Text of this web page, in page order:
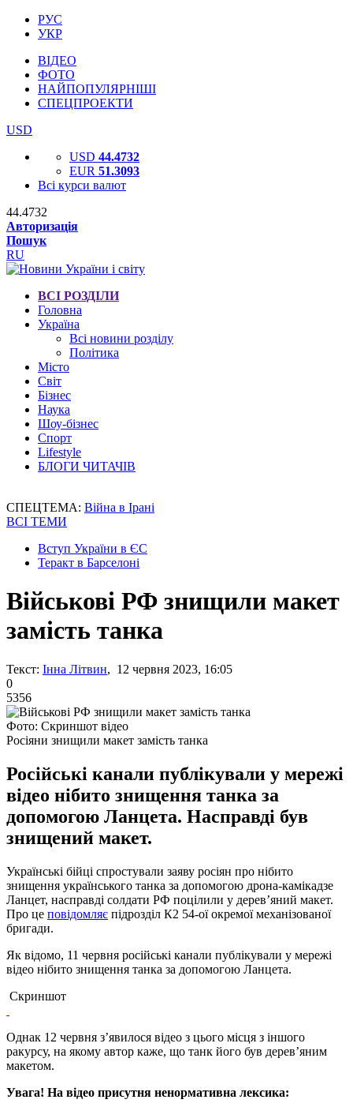
РУС
УКР
ВІДЕО
ФОТО
НАЙПОПУЛЯРНІШІ
СПЕЦПРОЕКТИ
USD
USD 44.4732
EUR 51.3093
Всі курси валют
44.4732
Авторизація
Пошук
RU
ВСІ РОЗДІЛИ
Головна
Україна
Всі новини розділу
Політика
Місто
Світ
Бізнес
Наука
Шоу-бізнес
Спорт
Lifestyle
БЛОГИ ЧИТАЧІВ
СПЕЦТЕМА: Війна в Ірані
ВСІ ТЕМИ
Вступ України в ЄС
Теракт в Барселоні
Військові РФ знищили макет
замість танка
Текст: Інна Літвин, 12 червня 2023, 16:05
0
5356
Фото: Скриншот відео
Росіяни знищили макет замість танка
Російські канали публікували у мережі
відео нібито знищення танка за
допомогою Ланцета. Насправді був
знищений макет.
Українські бійці спростували заяву росіян про нібито
знищення українського танка за допомогою дрона-камікадзе
Ланцет, насправді солдати РФ поцілили у дерев’яний макет.
Про це повідомляє підрозділ К2 54-ої окремої механізованої
бригади.
Як відомо, 11 червня російські канали публікували у мережі
відео нібито знищення танка за допомогою Ланцета.
Скриншот
Однак 12 червня з’явилося відео з цього місця з іншого
ракурсу, на якому автор каже, що танк його був дерев’яним
макетом.
Увага! На відео присутня ненормативна лексика: